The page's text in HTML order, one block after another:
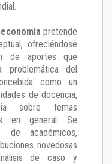
pretende
ofreciéndose
de aportes que
problemática del
como un
de docencia,
sobre temas
en general. Se
de académicos,
novedosas
de caso y